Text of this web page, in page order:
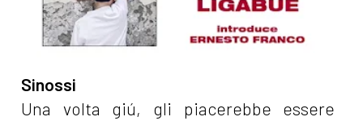
Sinossi
Una volta giú, gli piacerebbe essere